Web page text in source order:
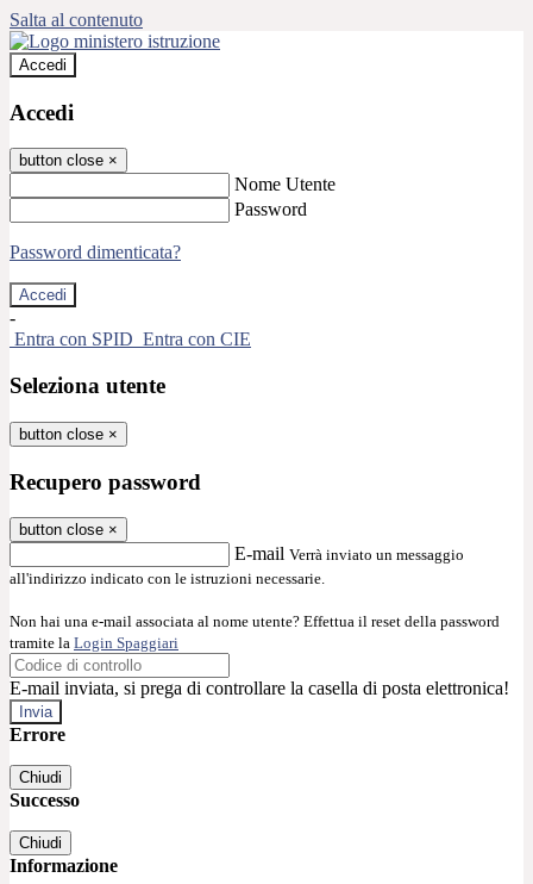
Salta al contenuto
Accedi
Accedi
button close ×
Nome Utente
Password
Password dimenticata?
-
Entra con SPID Entra con CIE
Seleziona utente
button close ×
Recupero password
button close ×
E-mail Verrà inviato un messaggio
all'indirizzo indicato con le istruzioni necessarie.
Non hai una e-mail associata al nome utente? Effettua il reset della password
tramite la Login Spaggiari
E-mail inviata, si prega di controllare la casella di posta elettronica!
Errore
Chiudi
Successo
Chiudi
Informazione